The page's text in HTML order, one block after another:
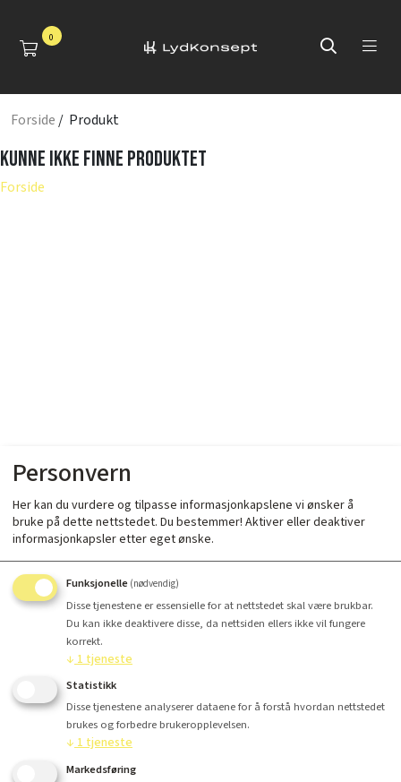
0
Forside / Produkt
Kunne ikke finne produktet
Forside
Personvern
Her kan du vurdere og tilpasse informasjonkapslene vi ønsker å
bruke på dette nettstedet. Du bestemmer! Aktiver eller deaktiver
informasjonkapsler etter eget ønske.
Funksjonelle (nødvendig)
Disse tjenestene er essensielle for at nettstedet skal være brukbar.
Du kan ikke deaktivere disse, da nettsiden ellers ikke vil fungere
korrekt.
↓ 1 tjeneste
Statistikk
Disse tjenestene analyserer dataene for å forstå hvordan nettstedet
brukes og forbedre brukeropplevelsen.
↓ 1tjeneste
Markedsføring